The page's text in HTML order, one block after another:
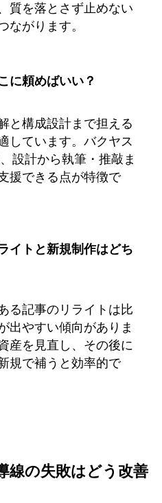
質を落とさず止めない
ながります。
に頼めばいい？
と構成設計まで担える
しています。バクヤス
設計から執筆・推敲ま
援できる点が特徴で
イトと新規制作はどち
る記事のリライトは比
出やすい傾向がありま
産を見直し、その後に
規で補うと効率的で
線の失敗はどう改善